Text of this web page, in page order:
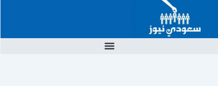
المحتوى